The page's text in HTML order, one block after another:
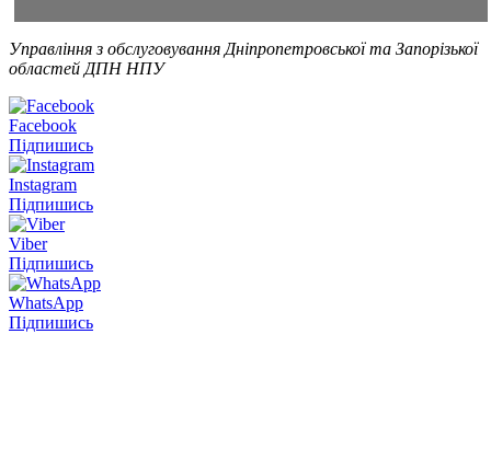
Управління з обслуговування Дніпропетровської та Запорізької
областей ДПН НПУ
Facebook
Підпишись
Instagram
Підпишись
Viber
Підпишись
WhatsApp
Підпишись